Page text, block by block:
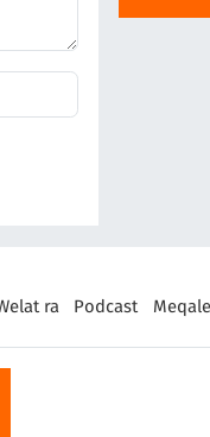
ra Podcast